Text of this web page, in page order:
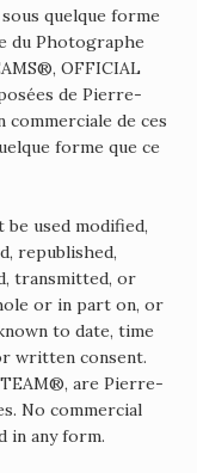
quelque forme
du Photographe
OFFICIAL
de Pierre-
commerciale de ces
forme que ce
used modified,
republished,
transmitted, or
or in part on, or
to date, time
written consent.
TEAM®, are Pierre-
No commercial
in any form.